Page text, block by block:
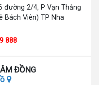
đường 2/4, P Vạn Thắng
Bách Viên) TP Nha
888
ĐỒNG